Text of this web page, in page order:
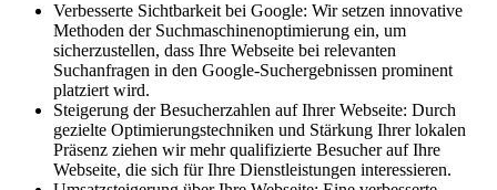
Verbesserte Sichtbarkeit bei Google: Wir setzen innovative
Methoden der Suchmaschinenoptimierung ein, um
sicherzustellen, dass Ihre Webseite bei relevanten
Suchanfragen in den Google-Suchergebnissen prominent
platziert wird.
Steigerung der Besucherzahlen auf Ihrer Webseite: Durch
gezielte Optimierungstechniken und Stärkung Ihrer lokalen
Präsenz ziehen wir mehr qualifizierte Besucher auf Ihre
Webseite, die sich für Ihre Dienstleistungen interessieren.